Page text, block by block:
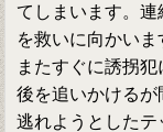
てしまいます。
を救いに向かい
またすぐに誘拐
後を追いかける
逃れようとした